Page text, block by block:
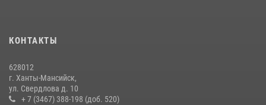
18 июля 2026, 11:25
тематические встречи с молодежью
29 июля 2026, 09:54
КОНТАКТЫ
628012
г. Ханты-Мансийск,
ул. Свердлова д. 10
+ 7 (3467) 388-198 (доб. 520)